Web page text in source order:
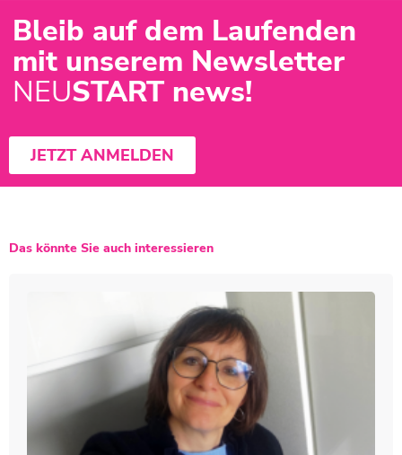
Bleib auf dem Laufenden
mit unserem Newsletter
NEUSTART news!
JETZT ANMELDEN
Das könnte Sie auch interessieren